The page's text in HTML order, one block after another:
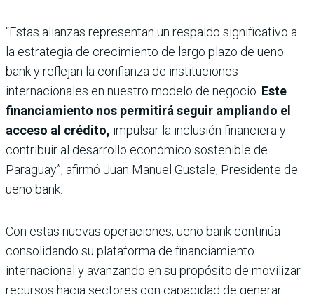
“Estas alianzas representan un respaldo significativo a
la estrategia de crecimiento de largo plazo de ueno
bank y reflejan la confianza de instituciones
internacionales en nuestro modelo de negocio. Este
financiamiento nos permitirá seguir ampliando el
acceso al crédito, impulsar la inclusión financiera y
contribuir al desarrollo económico sostenible de
Paraguay”, afirmó Juan Manuel Gustale, Presidente de
ueno bank.
Con estas nuevas operaciones, ueno bank continúa
consolidando su plataforma de financiamiento
internacional y avanzando en su propósito de movilizar
recursos hacia sectores con capacidad de generar